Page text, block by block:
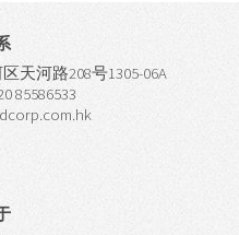
天河路208号1305-06A
85586533